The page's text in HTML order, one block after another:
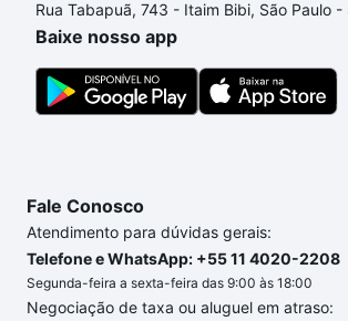
custa comprar um apartamento e
gente para comprar o imóvel dos
segurança e conforto. Loft, com você
chaves.
Rua Tabapuã, 743 - Itaim Bibi, São Paulo
Baixe nosso app
Fale Conosco
Atendimento para dúvidas gerais:
Telefone e WhatsApp: +55 11 4020-2208
Segunda-feira a sexta-feira das 9:00 às 18:00
Negociação de taxa ou aluguel em atraso: